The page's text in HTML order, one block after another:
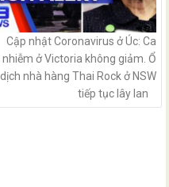
Cập nhật Coronavirus ở Úc: Ca
nhiễm ở Victoria không giảm. Ổ
dịch nhà hàng Thai Rock ở NSW
tiếp tục lây lan